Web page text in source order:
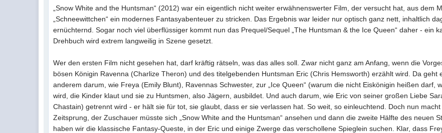
„Snow White and the Huntsman“ (2012) war ein eigentlich nicht weiter erwähnenswerter Film, der versucht hat, aus dem
„Schneewittchen“ ein modernes Fantasyabenteuer zu stricken. Das Ergebnis war leider nur optisch ganz nett, inhaltlich
ernüchternd. Sogar noch viel überflüssiger kommt nun das Prequel/Sequel „The Huntsman & the Ice Queen“ daher - ein
Drehbuch wird extrem langweilig in Szene gesetzt.
Wer den ersten Film nicht gesehen hat, darf kräftig rätseln, was das alles soll. Zwar nicht ganz am Anfang, wenn die
bösen Königin Ravenna (Charlize Theron) und des titelgebenden Huntsman Eric (Chris Hemsworth) erzählt wird. Da geht
anderem darum, wie Freya (Emily Blunt), Ravennas Schwester, zur „Ice Queen“ (warum die nicht Eiskönigin heißen darf,
wird, die Kinder klaut und sie zu Huntsmen, also Jägern, ausbildet. Und auch darum, wie Eric von seiner großen Liebe
Chastain) getrennt wird - er hält sie für tot, sie glaubt, dass er sie verlassen hat. So weit, so einleuchtend. Doch nun
Zeitsprung, der Zuschauer müsste sich „Snow White and the Huntsman“ ansehen und dann die zweite Hälfte des neuen
haben wir die klassische Fantasy-Queste, in der Eric und einige Zwerge das verschollene Spieglein suchen. Klar, dass